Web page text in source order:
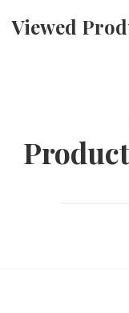
Viewed